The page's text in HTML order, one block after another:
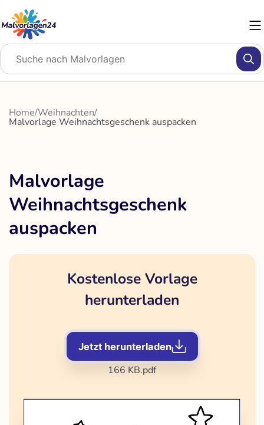
Inhalt
springen
Home/Weihnachten/
Malvorlage Weihnachtsgeschenk auspacken
Malvorlage
Weihnachtsgeschenk
auspacken
Kostenlose Vorlage
herunterladen
Jetzt herunterladen
166 KB.pdf